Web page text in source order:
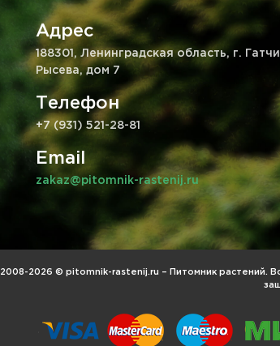
Адрес
188301, Ленинградская область, г.
Рысева, дом 7
Телефон
+7 (931) 521-28-81
Email
zakaz@pitomnik-rastenij.ru
2008-2026 © pitomnik-rastenij.ru – Питомник растений.